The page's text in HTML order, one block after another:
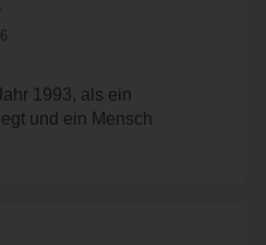
1993, als ein
und ein Mensch